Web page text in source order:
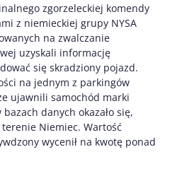
zgorzeleckiej komendy
z niemieckiej grupy NYSA
na zwalczanie
uzyskali informację
się skradziony pojazd.
na jednym z parkingów
ujawnili samochód marki
danych okazało się,
Niemiec. Wartość
wycenił na kwotę ponad